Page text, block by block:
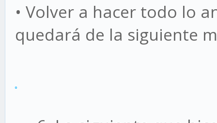
• Volver a hacer todo lo
quedará de la siguiente